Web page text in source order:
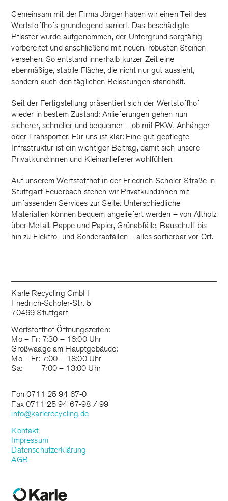
Gemeinsam mit der Firma Jörger haben wir einen Teil des
Wertstoffhofs grundlegend saniert. Das beschädigte
Pflaster wurde aufgenommen, der Untergrund sorgfältig
vorbereitet und anschließend mit neuen, robusten Steinen
versehen. So entstand innerhalb kurzer Zeit eine
ebenmäßige, stabile Fläche, die nicht nur gut aussieht,
sondern auch den täglichen Belastungen standhält.
Seit der Fertigstellung präsentiert sich der Wertstoffhof
wieder in bestem Zustand: Anlieferungen gehen nun
sicherer, schneller und bequemer – ob mit PKW, Anhänger
oder Transporter. Für uns ist klar: Eine gut gepflegte
Infrastruktur ist ein wichtiger Beitrag, damit sich unsere
Privatkund:innen und Kleinanlieferer wohlfühlen.
Auf unserem Wertstoffhof in der Friedrich-Scholer-Straße in
Stuttgart-Feuerbach stehen wir Privatkund:innen mit
umfassenden Services zur Seite. Unterschiedliche
Materialien können bequem angeliefert werden – von Altholz
über Metall, Pappe und Papier, Grünabfälle, Bauschutt bis
hin zu Elektro- und Sonderabfällen – alles sortierbar vor Ort.
Karle Recycling GmbH
Friedrich-Scholer-Str. 5
70469 Stuttgart
Wertstoffhof Öffnungszeiten:
Mo – Fr: 7:30 – 16:00 Uhr
Großwaage am Hauptgebäude:
Mo – Fr: 7:00 – 18:00 Uhr
Sa: 7:00 – 13:00 Uhr
Fon 0711 25 94 67-0
Fax 0711 25 94 67-98 / 99
info@karlerecycling.de
Kontakt
Impressum
Datenschutzerklärung
AGB